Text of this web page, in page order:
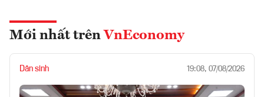
Mới nhất trên VnEconomy
Dân sinh 19:08, 07/08/2026